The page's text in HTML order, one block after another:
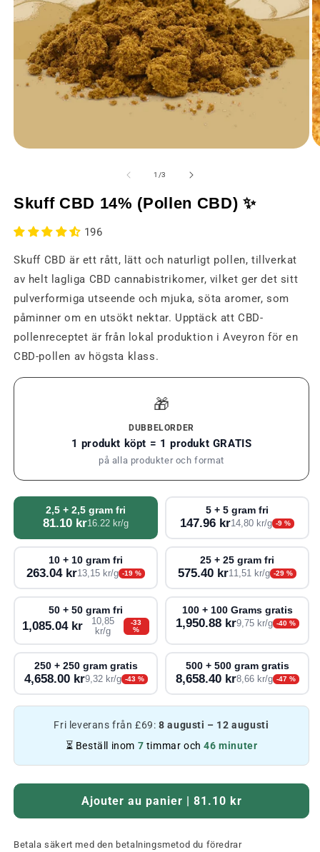
ett
modalt
1 /av
3
Skuff CBD 14% (Pollen CBD) ✨
196
Skuff CBD är ett rått, lätt och naturligt pollen, tillverkat
av helt lagliga CBD cannabistrikomer, vilket ger det sitt
pulverformiga utseende och mjuka, söta aromer, som
påminner om en utsökt nektar. Upptäck att CBD-
pollenreceptet är från lokal produktion i Aveyron för en
CBD-pollen av högsta klass.
🎁
DUBBELORDER
1 produkt köpt = 1 produkt GRATIS
på alla produkter och format
2,5 + 2,5 gram fri
81.10 kr16.22 kr/g
5 + 5 gram fri
147.96 kr14,80 kr/g -9 %
10 + 10 gram fri
263.04 kr13,15 kr/g -19 %
25 + 25 gram fri
575.40 kr11,51 kr/g -29 %
50 + 50 gram fri
1,085.04 kr
10,85
kr/g
-33
%
100 + 100 Grams gratis
1,950.88 kr9,75 kr/g -40 %
250 + 250 gram gratis
4,658.00 kr9,32 kr/g -43 %
500 + 500 gram gratis
8,658.40 kr8,66 kr/g -47 %
Fri leverans från £69:8 augusti – 12 augusti
⏳ Beställ inom 7 timmar och46 minuter
Ajouter au panier | 81.10 kr
Betala säkert med den betalningsmetod du föredrar